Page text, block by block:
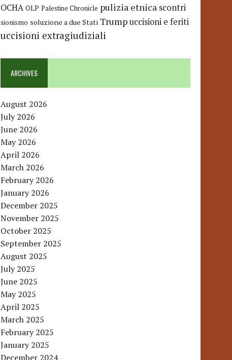
OCHA OLP Palestine Chronicle pulizia etnica scontri
sionismo soluzione a due Stati Trumpuccisioni e feriti
uccisioni extragiudiziali
ARCHIVES
August 2026
July 2026
June 2026
May 2026
April 2026
March 2026
February 2026
January 2026
December 2025
November 2025
October 2025
September 2025
August 2025
July 2025
June 2025
May 2025
April 2025
March 2025
February 2025
January 2025
December 2024